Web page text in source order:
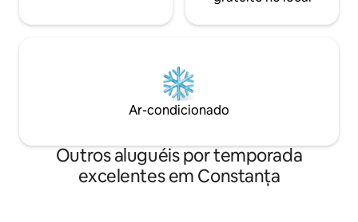
Ar-condicionado
Outros aluguéis por temporada
excelentes em Constanța